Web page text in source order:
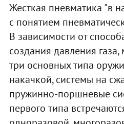
Жесткая пневматика "в
с понятием
В зависимости от
создания давления
три основных типа
накачкой, системы на
пружинно-поршневые
первого типа